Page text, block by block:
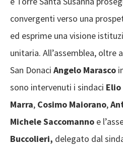
convergenti verso una
ed esprime una visione
unitaria. All’assemblea, oltre
San Donaci Angelo Marasco
sono intervenuti i sindaci
Marra, Cosimo Maiorano,
Michele Saccomanno e
Buccolieri, delegato dal